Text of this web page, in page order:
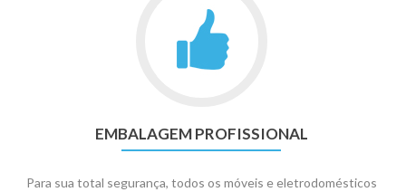
EMBALAGEM PROFISSIONAL
Para sua total segurança, todos os móveis e eletrodomésticos